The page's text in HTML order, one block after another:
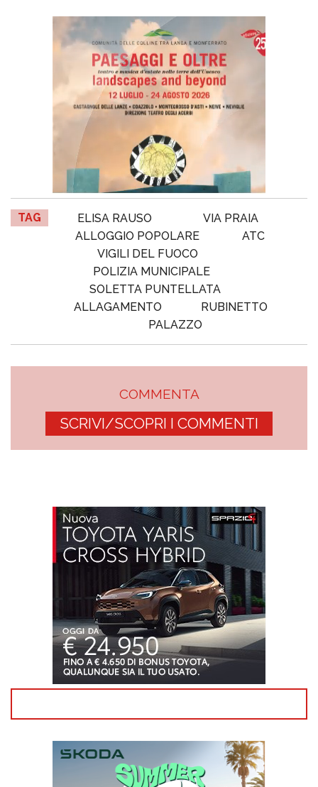
TAG ELISA RAUSO
VIA PRAIA
ALLOGGIO POPOLARE
ATC
VIGILI DEL FUOCO
POLIZIA MUNICIPALE
SOLETTA PUNTELLATA
ALLAGAMENTO
RUBINETTO
PALAZZO
COMMENTA
SCRIVI/SCOPRI I COMMENTI